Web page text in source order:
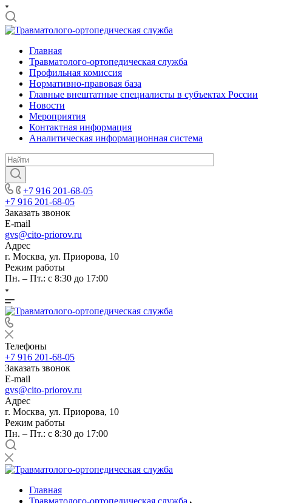
Главная
Травматолого-ортопедическая служба
Профильная комиссия
Нормативно-правовая база
Главные внештатные специалисты в субъектах России
Новости
Мероприятия
Контактная информация
Аналитическая информационная система
+7 916 201-68-05
+7 916 201-68-05
Заказать звонок
E-mail
gvs@cito-priorov.ru
Адрес
г. Москва, ул. Приорова, 10
Режим работы
Пн. – Пт.: с 8:30 до 17:00
Телефоны
+7 916 201-68-05
Заказать звонок
E-mail
gvs@cito-priorov.ru
Адрес
г. Москва, ул. Приорова, 10
Режим работы
Пн. – Пт.: с 8:30 до 17:00
Главная
Травматолого-ортопедическая служба